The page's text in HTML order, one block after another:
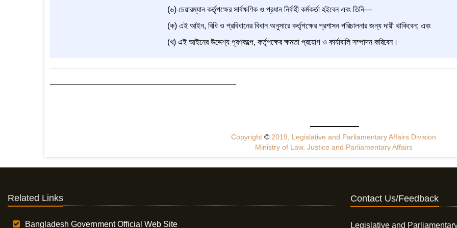
(৬) চেয়ারম্যান কর্তৃপক্ষের সার্বক্ষণিক ও প্রধান নির্বাহী কর্মকর্তা হইবেন এবং তিনি—
(ক) এই আইন, বিধি ও প্রবিধানের বিধান অনুসারে কর্তৃপক্ষের প্রশাসন পরিচালনার জন্য দায়ী থাকিবেন; এবং
(খ) এই আইনের উদ্দেশ্য পূরণকল্পে, কর্তৃপক্ষের ক্ষমতা প্রয়োগ ও কার্যাবালি সম্পাদন করিবেন।
Copyright© 2019, Legislative and Parliamentary Affairs Division
Ministry of Law, Justice and Parliamentary Affairs
Related Links
Bangladesh Government Official Web Site
Contact Us/Feedback
Legislative and